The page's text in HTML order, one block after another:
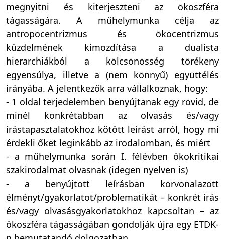
megnyitni és kiterjeszteni az ökoszféra
tágasságára. A műhelymunka célja az
antropocentrizmus és ökocentrizmus
küzdelmének kimozdítása a dualista
hierarchiákból a kölcsönösség törékeny
egyensúlya, illetve a (nem könnyű) együttélés
irányába. A jelentkezők arra vállalkoznak, hogy:
- 1 oldal terjedelemben benyújtanak egy rövid, de
minél konkrétabban az olvasás és/vagy
írástapasztalatokhoz kötött leírást arról, hogy mi
érdekli őket leginkább az irodalomban, és miért
- a műhelymunka során I. félévben ökokritikai
szakirodalmat olvasnak (idegen nyelven is)
- a benyújtott leírásban körvonalazott
élményt/gyakorlatot/problematikát – konkrét írás
és/vagy olvasásgyakorlatokhoz kapcsoltan – az
ökoszféra tágasságában gondolják újra egy ETDK-